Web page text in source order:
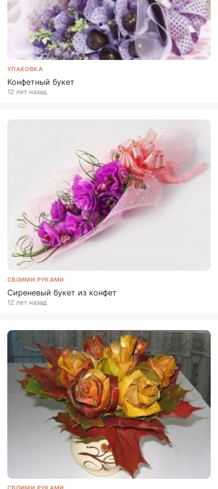
УПАКОВКА
Конфетный букет
12 лет назад
СВОИМИ РУКАМИ
Сиреневый букет из конфет
12 лет назад